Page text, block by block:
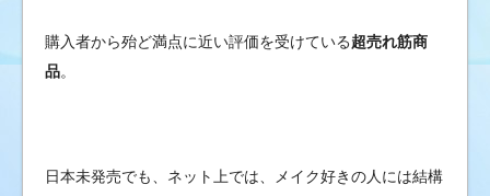
購入者から殆ど満点に近い評価を受けている超売れ筋商
品。
日本未発売でも、ネット上では、メイク好きの人には結構